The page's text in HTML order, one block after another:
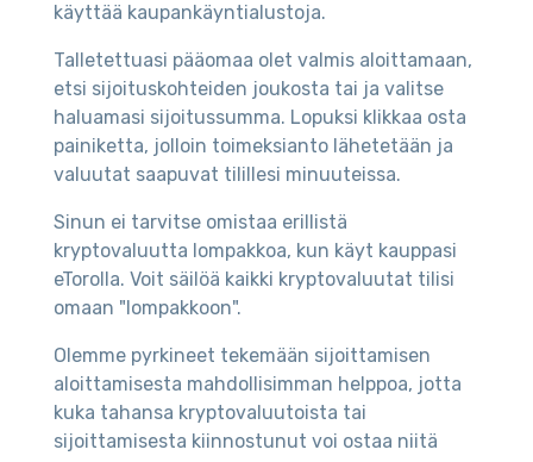
käyttää kaupankäyntialustoja.
Talletettuasi pääomaa olet valmis aloittamaan,
etsi sijoituskohteiden joukosta tai ja valitse
haluamasi sijoitussumma. Lopuksi klikkaa osta
painiketta, jolloin toimeksianto lähetetään ja
valuutat saapuvat tilillesi minuuteissa.
Sinun ei tarvitse omistaa erillistä
kryptovaluutta lompakkoa, kun käyt kauppasi
eTorolla. Voit säilöä kaikki kryptovaluutat tilisi
omaan "lompakkoon".
Olemme pyrkineet tekemään sijoittamisen
aloittamisesta mahdollisimman helppoa, jotta
kuka tahansa kryptovaluutoista tai
sijoittamisesta kiinnostunut voi ostaa niitä